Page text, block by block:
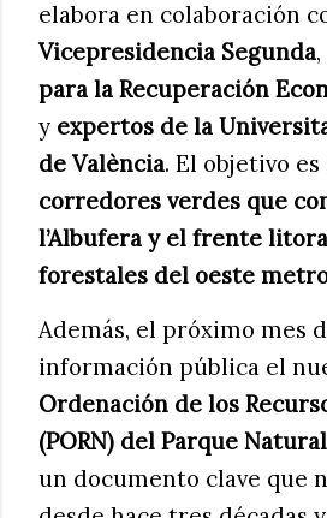
elabora en colaboración
Vicepresidencia Segunda
para la Recuperación
y expertos de la
de València. El objetivo
corredores verdes que
l’Albufera y el frente
forestales del oeste
Además, el próximo mes
información pública el
Ordenación de los
(PORN) del Parque
un documento clave que